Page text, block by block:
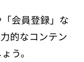
会員登録」な
的なコンテン
う。